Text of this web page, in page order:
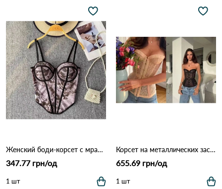
Женский боди-корсет с мраморным принтом 9925 Серо-фиолетовый
347.77 грн/од
1 шт
Корсет на металлических застежках 3212 Бежевый.
655.69 грн/од
1 шт